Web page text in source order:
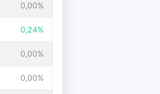
0,00%
0,24%
0,00%
0,00%